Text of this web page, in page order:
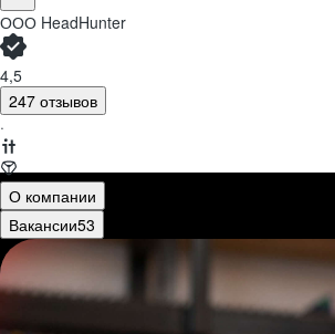
ООО HeadHunter
4,5
247 отзывов
·
О компании
Вакансии53